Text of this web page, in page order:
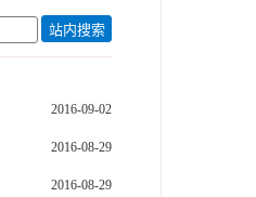
站内搜索
2016-09-02
2016-08-29
2016-08-29